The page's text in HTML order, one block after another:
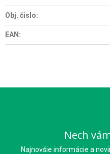
Obj. čislo:
EAN:
Nech
Najnovšie informácie a